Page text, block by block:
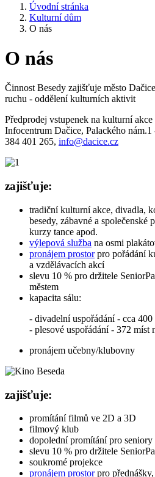
Úvodní stránka
Kulturní dům
O nás
O nás
Činnost Besedy zajišťuje město
ruchu - oddělení kulturních aktivit
Předprodej vstupenek na kulturní
Infocentrum Dačice, Palackého
384 401 265, info@dacice.cz
zajišťuje:
tradiční kulturní akce, divadla,
besedy, zábavné a společenské
kurzy tance apod.
výlepová služba na osmi
pronájem prostorpro pořádání
a vzdělávacích akcí
slevu 10 % pro držitele
městem
kapacita sálu:
- divadelní uspořádání - cca 400
- plesové uspořádání - 372 míst
pronájem učebny/klubovny
zajišťuje:
promítání filmů ve 2D a 3D
filmový klub
dopolední promítání pro seniory
slevu 10 % pro držitele
soukromé projekce
pronájem prostorpro